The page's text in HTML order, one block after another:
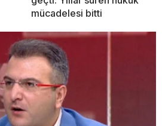
mücadelesi bitti